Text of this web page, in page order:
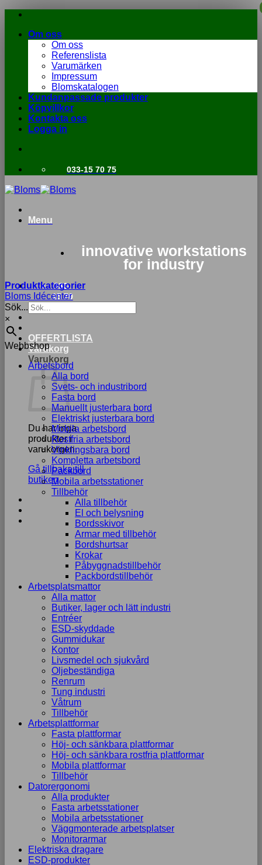
Skip
contentOm oss
Om oss
Referenslista
Varumärken
Impressum
Blomskatalogen
Kundanpassade produkter
Köpvillkor
Kontakta oss
Logga in
033-15 70 75
Menu
innovative workstations
for industry
033-
15 70
OFFERTLISTA
Varukorg
Varukorg
Du har inga
produkter i
varukorgen.
Gå tillbaka till
butiken
Produktkategorier
Bloms Idécenter
Sök...
×
Webbshop
Arbetsbord
Alla bord
Svets- och industribord
Fasta bord
Manuellt justerbara bord
Elektriskt justerbara bord
Mobila arbetsbord
Rostfria arbetsbord
Vinklingsbara bord
Kompletta arbetsbord
Packbord
Mobila arbetsstationer
Tillbehör
Alla tillbehör
El och belysning
Bordsskivor
Armar med tillbehör
Bordshurtsar
Krokar
Påbyggnadstillbehör
Packbordstillbehör
Arbetsplatsmattor
Alla mattor
Butiker, lager och lätt industri
Entréer
ESD-skyddade
Gummidukar
Kontor
Livsmedel och sjukvård
Oljebeständiga
Renrum
Tung industri
Våtrum
Tillbehör
Arbetsplattformar
Fasta plattformar
Höj- och sänkbara plattformar
Höj- och sänkbara rostfria plattformar
Mobila plattformar
Tillbehör
Datorergonomi
Alla produkter
Fasta arbetsstationer
Mobila arbetsstationer
Väggmonterade arbetsplatser
Monitorarmar
Elektriska dragare
ESD-produkter